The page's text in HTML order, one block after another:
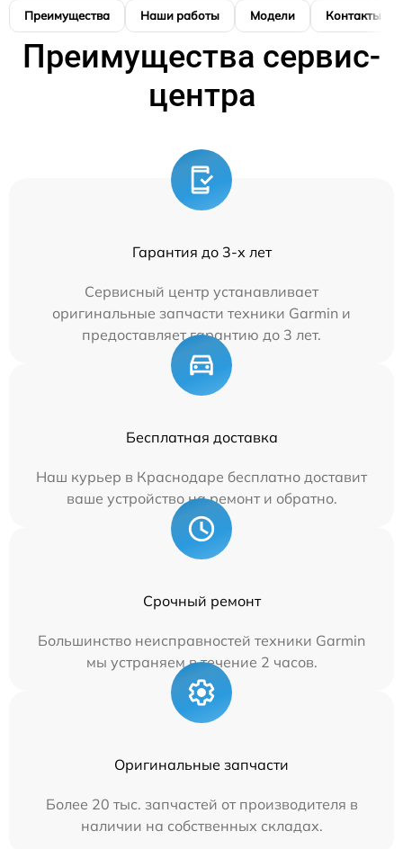
Преимущества Наши работы Модели Контакты
Преимущества сервис-
центра
Гарантия до 3-х лет
Сервисный центр устанавливает
оригинальные запчасти техники Garmin и
предоставляет гарантию до 3 лет.
Бесплатная доставка
Наш курьер в Краснодаре бесплатно доставит
ваше устройство на ремонт и обратно.
Срочный ремонт
Большинство неисправностей техники Garmin
мы устраняем в течение 2 часов.
Оригинальные запчасти
Более 20 тыс. запчастей от производителя в
наличии на собственных складах.